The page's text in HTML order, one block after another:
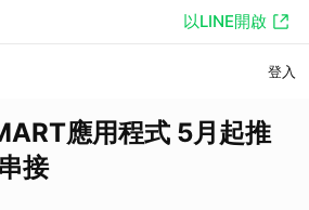
以LINE開啟
登入
應用程式 5月起推
接